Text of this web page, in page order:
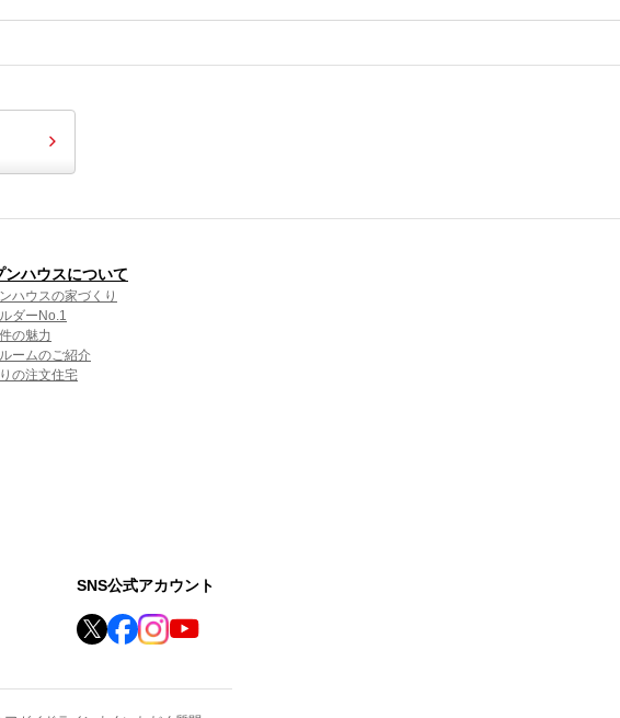
ンハウスについて
ハウスの家づくり
ダーNo.1
の魅力
ームのご紹介
の注文住宅
SNS公式アカウント